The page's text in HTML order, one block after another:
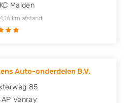
Malden
km afstand
Auto-onderdelen B.V.
85
Venray